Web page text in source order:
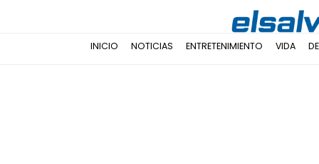
INICIO NOTICIAS ENTRETENIMIENTO VIDA